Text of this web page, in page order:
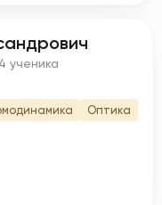
ученика
Оптика